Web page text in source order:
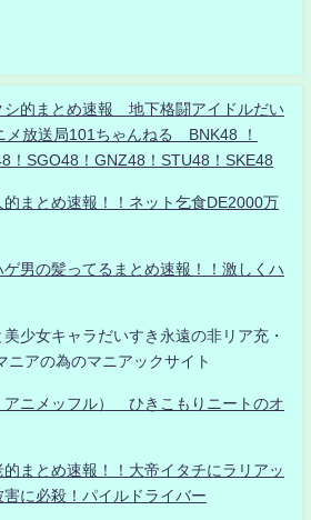
的まとめ速報 地下格闘アイドルだい
放送局101ちゃんねる BNK48 ！
！SGO48！GNZ48！STU48！SKE48
まとめ速報！！ネット乞食DE2000万
ゲ男の髪ってるまとめ速報！！激しくハ
少女キャラだいすき永遠の非リア充・
ニアの為のマニアックサイト
アニメッフル） ひきこもりニートのオ
まとめ速報！！大帝イタチにラリアッ
害に必殺！パイルドライバー